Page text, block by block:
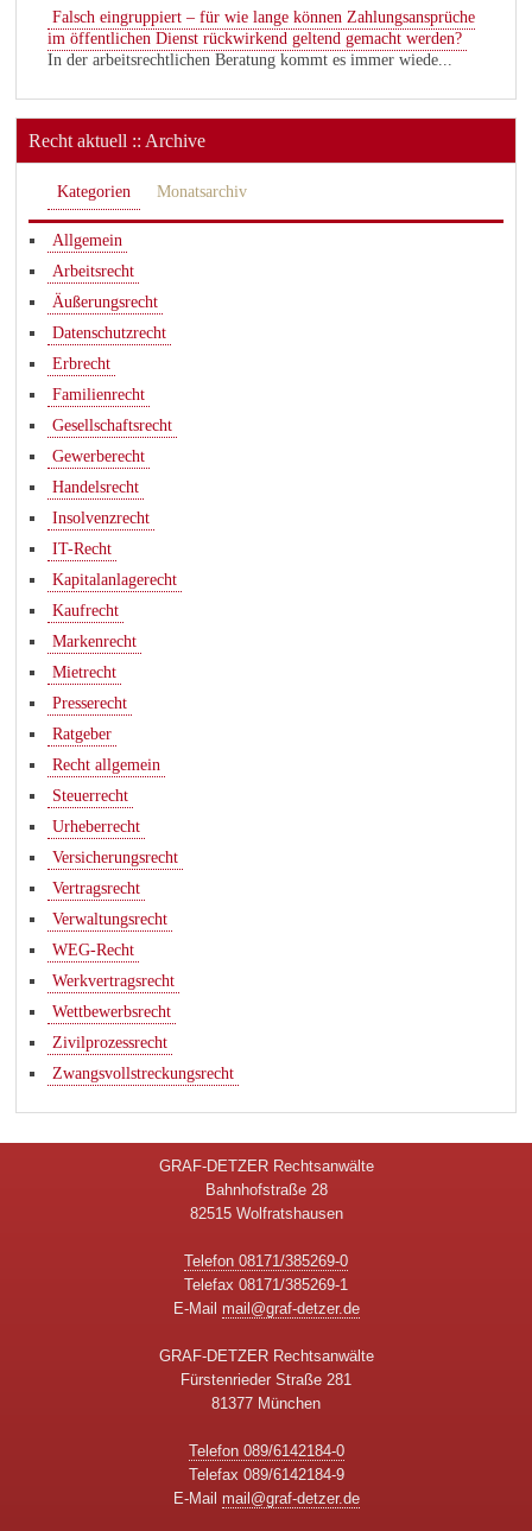
Falsch eingruppiert – für wie lange können Zahlungsansprüche
im öffentlichen Dienst rückwirkend geltend gemacht werden?
In der arbeitsrechtlichen Beratung kommt es immer wiede...
Recht aktuell :: Archive
Kategorien Monatsarchiv
Allgemein
Arbeitsrecht
Äußerungsrecht
Datenschutzrecht
Erbrecht
Familienrecht
Gesellschaftsrecht
Gewerberecht
Handelsrecht
Insolvenzrecht
IT-Recht
Kapitalanlagerecht
Kaufrecht
Markenrecht
Mietrecht
Presserecht
Ratgeber
Recht allgemein
Steuerrecht
Urheberrecht
Versicherungsrecht
Vertragsrecht
Verwaltungsrecht
WEG-Recht
Werkvertragsrecht
Wettbewerbsrecht
Zivilprozessrecht
Zwangsvollstreckungsrecht
GRAF-DETZER Rechtsanwälte
Bahnhofstraße 28
82515 Wolfratshausen
Telefon 08171/385269-0
Telefax 08171/385269-1
E-Mail mail@graf-detzer.de
GRAF-DETZER Rechtsanwälte
Fürstenrieder Straße 281
81377 München
Telefon 089/6142184-0
Telefax 089/6142184-9
E-Mail mail@graf-detzer.de